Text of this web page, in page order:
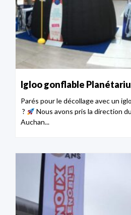
Igloo gonflable
Parés pour le décollage avec un
?
Nous avons pris la direction
Auchan...